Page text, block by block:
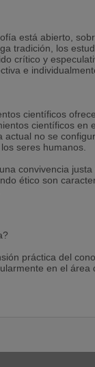
está abierto,
tradición, los
crítico y
e
científicos
científicos en
actual no se
seres humanos.
convivencia
ético son
práctica del
en el
Desde esta
orientadas al